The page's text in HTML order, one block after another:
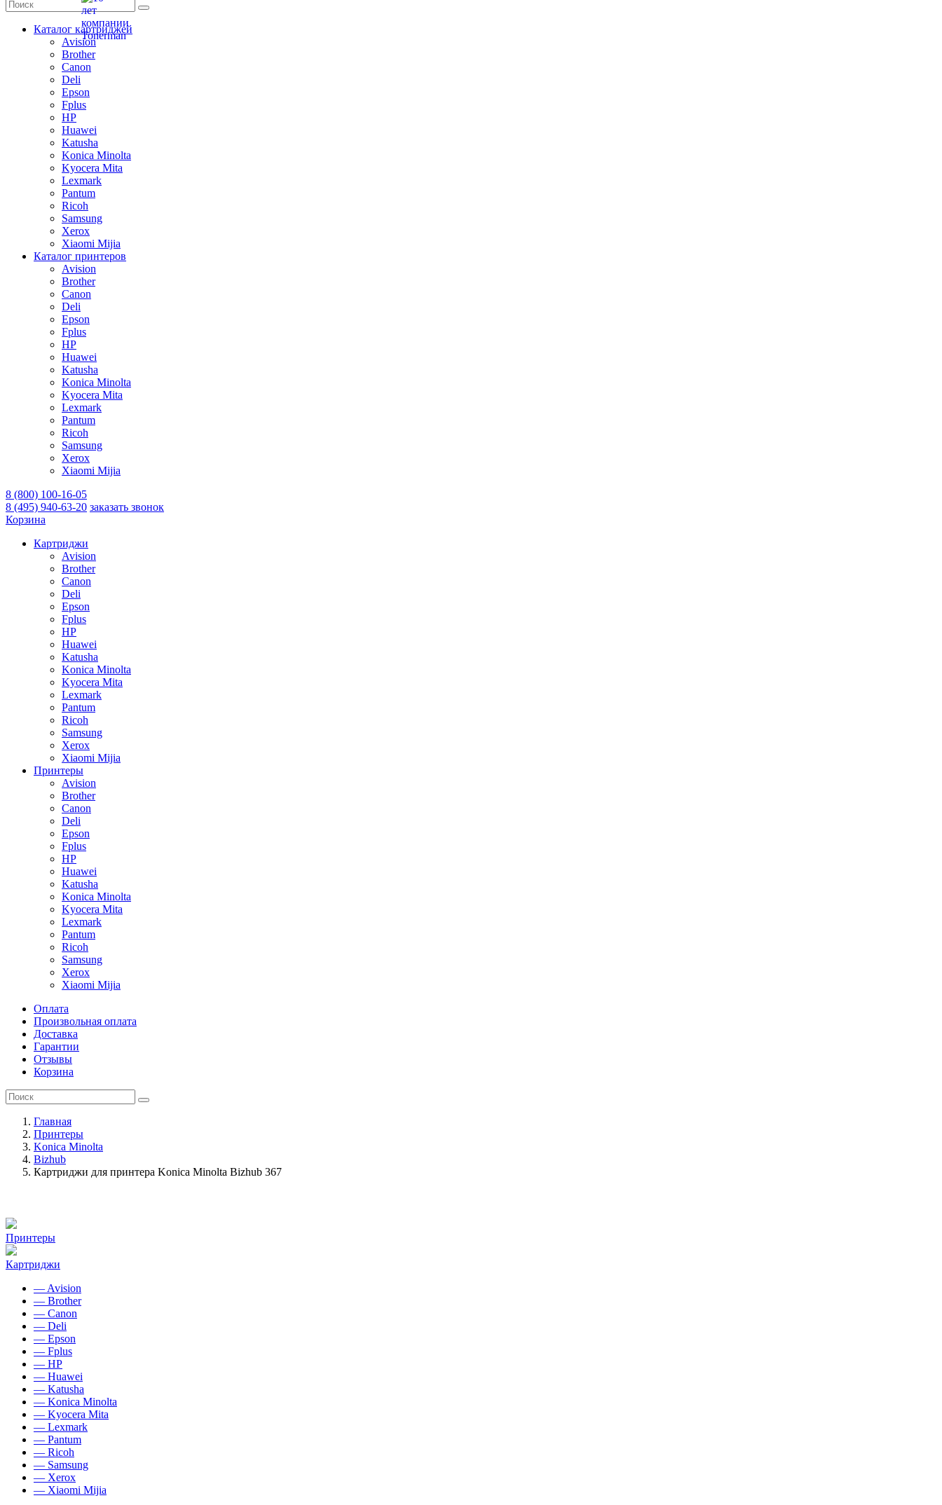
Каталог картриджей
Avision
Brother
Canon
Deli
Epson
Fplus
HP
Huawei
Katusha
Konica Minolta
Kyocera Mita
Lexmark
Pantum
Ricoh
Samsung
Xerox
Xiaomi Mijia
Каталог принтеров
Avision
Brother
Canon
Deli
Epson
Fplus
HP
Huawei
Katusha
Konica Minolta
Kyocera Mita
Lexmark
Pantum
Ricoh
Samsung
Xerox
Xiaomi Mijia
8 (800) 100-16-05
8 (495) 940-63-20 заказать звонок
Корзина
Картриджи
Avision
Brother
Canon
Deli
Epson
Fplus
HP
Huawei
Katusha
Konica Minolta
Kyocera Mita
Lexmark
Pantum
Ricoh
Samsung
Xerox
Xiaomi Mijia
Принтеры
Avision
Brother
Canon
Deli
Epson
Fplus
HP
Huawei
Katusha
Konica Minolta
Kyocera Mita
Lexmark
Pantum
Ricoh
Samsung
Xerox
Xiaomi Mijia
Оплата
Произвольная оплата
Доставка
Гарантии
Отзывы
Корзина
Главная
Принтеры
Konica Minolta
Bizhub
Картриджи для принтера Konica Minolta Bizhub 367
Принтеры
Картриджи
— Avision
— Brother
— Canon
— Deli
— Epson
— Fplus
— HP
— Huawei
— Katusha
— Konica Minolta
— Kyocera Mita
— Lexmark
— Pantum
— Ricoh
— Samsung
— Xerox
— Xiaomi Mijia